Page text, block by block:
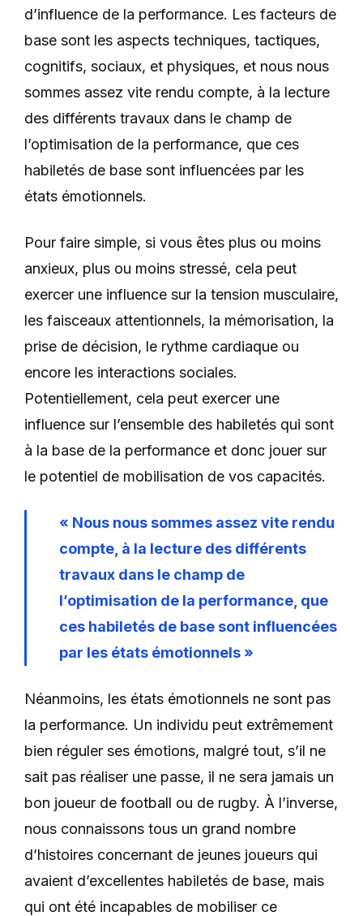
d’influence de la performance. Les facteurs de
base sont les aspects techniques, tactiques,
cognitifs, sociaux, et physiques, et nous nous
sommes assez vite rendu compte, à la lecture
des différents travaux dans le champ de
l’optimisation de la performance, que ces
habiletés de base sont influencées par les
états émotionnels.
Pour faire simple, si vous êtes plus ou moins
anxieux, plus ou moins stressé, cela peut
exercer une influence sur la tension musculaire,
les faisceaux attentionnels, la mémorisation, la
prise de décision, le rythme cardiaque ou
encore les interactions sociales.
Potentiellement, cela peut exercer une
influence sur l’ensemble des habiletés qui sont
à la base de la performance et donc jouer sur
le potentiel de mobilisation de vos capacités.
« Nous nous sommes assez vite rendu
compte, à la lecture des différents
travaux dans le champ de
l’optimisation de la performance, que
ces habiletés de base sont influencées
par les états émotionnels »
Néanmoins, les états émotionnels ne sont pas
la performance. Un individu peut extrêmement
bien réguler ses émotions, malgré tout, s’il ne
sait pas réaliser une passe, il ne sera jamais un
bon joueur de football ou de rugby. À l’inverse,
nous connaissons tous un grand nombre
d’histoires concernant de jeunes joueurs qui
avaient d’excellentes habiletés de base, mais
qui ont été incapables de mobiliser ce